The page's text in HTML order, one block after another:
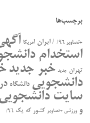
برچسب‌ها
+تصاویر ۹۶/ / ایران آمریکا
استخدام
تهران جدید خبر جدید
دانشجویی دانشگاه در
سایت دانشجویی
ورزشی +تصاویر کشور که یک ۹۶/